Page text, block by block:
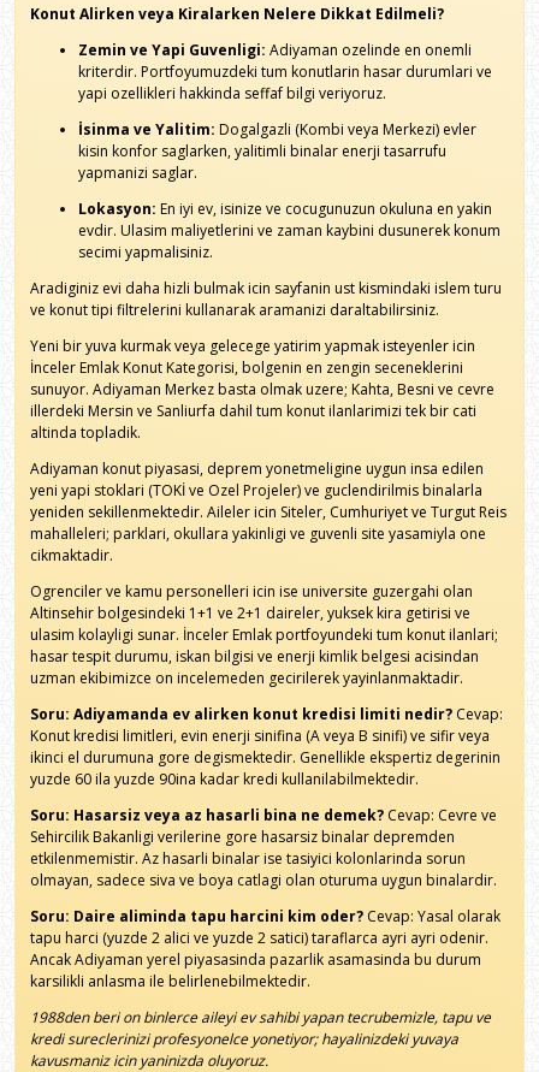
Konut Alirken veya Kiralarken Nelere Dikkat Edilmeli?
Zemin ve Yapi Guvenligi: Adiyaman ozelinde en onemli
kriterdir. Portfoyumuzdeki tum konutlarin hasar durumlari ve
yapi ozellikleri hakkinda seffaf bilgi veriyoruz.
İsinma ve Yalitim: Dogalgazli (Kombi veya Merkezi) evler
kisin konfor saglarken, yalitimli binalar enerji tasarrufu
yapmanizi saglar.
Lokasyon: En iyi ev, isinize ve cocugunuzun okuluna en yakin
evdir. Ulasim maliyetlerini ve zaman kaybini dusunerek konum
secimi yapmalisiniz.
Aradiginiz evi daha hizli bulmak icin sayfanin ust kismindaki islem turu
ve konut tipi filtrelerini kullanarak aramanizi daraltabilirsiniz.
Yeni bir yuva kurmak veya gelecege yatirim yapmak isteyenler icin
İnceler Emlak Konut Kategorisi, bolgenin en zengin seceneklerini
sunuyor. Adiyaman Merkez basta olmak uzere; Kahta, Besni ve cevre
illerdeki Mersin ve Sanliurfa dahil tum konut ilanlarimizi tek bir cati
altinda topladik.
Adiyaman konut piyasasi, deprem yonetmeligine uygun insa edilen
yeni yapi stoklari (TOKİ ve Ozel Projeler) ve guclendirilmis binalarla
yeniden sekillenmektedir. Aileler icin Siteler, Cumhuriyet ve Turgut Reis
mahalleleri; parklari, okullara yakinligi ve guvenli site yasamiyla one
cikmaktadir.
Ogrenciler ve kamu personelleri icin ise universite guzergahi olan
Altinsehir bolgesindeki 1+1 ve 2+1 daireler, yuksek kira getirisi ve
ulasim kolayligi sunar. İnceler Emlak portfoyundeki tum konut ilanlari;
hasar tespit durumu, iskan bilgisi ve enerji kimlik belgesi acisindan
uzman ekibimizce on incelemeden gecirilerek yayinlanmaktadir.
Soru: Adiyamanda ev alirken konut kredisi limiti nedir? Cevap:
Konut kredisi limitleri, evin enerji sinifina (A veya B sinifi) ve sifir veya
ikinci el durumuna gore degismektedir. Genellikle ekspertiz degerinin
yuzde 60 ila yuzde 90ina kadar kredi kullanilabilmektedir.
Soru: Hasarsiz veya az hasarli bina ne demek? Cevap: Cevre ve
Sehircilik Bakanligi verilerine gore hasarsiz binalar depremden
etkilenmemistir. Az hasarli binalar ise tasiyici kolonlarinda sorun
olmayan, sadece siva ve boya catlagi olan oturuma uygun binalardir.
Soru: Daire aliminda tapu harcini kim oder? Cevap: Yasal olarak
tapu harci (yuzde 2 alici ve yuzde 2 satici) taraflarca ayri ayri odenir.
Ancak Adiyaman yerel piyasasinda pazarlik asamasinda bu durum
karsilikli anlasma ile belirlenebilmektedir.
1988den beri on binlerce aileyi ev sahibi yapan tecrubemizle, tapu ve
kredi sureclerinizi profesyonelce yonetiyor; hayalinizdeki yuvaya
kavusmaniz icin yaninizda oluyoruz.